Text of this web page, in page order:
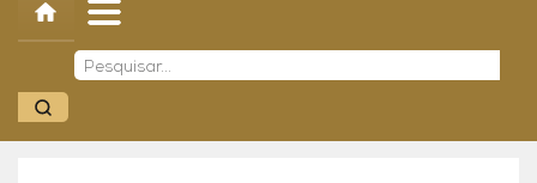
Concelho
Município
Turismo
Cultura
Outros
Balcão Online